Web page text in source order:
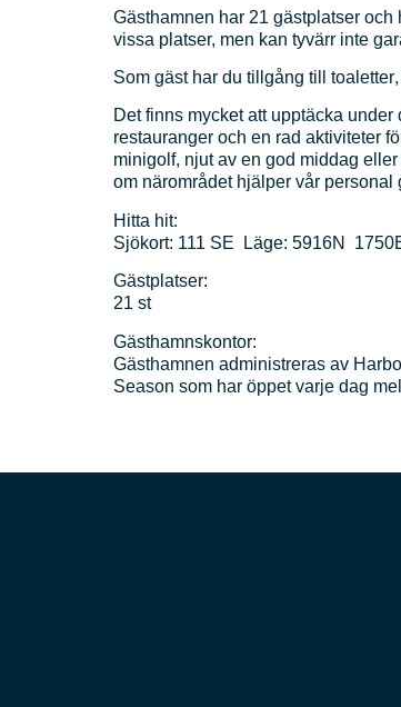
Gästhamnen har 21 gästplatser
vissa platser, men kan tyvärr inte
Som gäst har du tillgång till toaletter,
Det finns mycket att upptäcka
restauranger och en rad aktiviteter
minigolf, njut av en god middag
om närområdet hjälper vår personal
Hitta hit:
Sjökort: 111 SE Läge: 5916N
Gästplatser:
21 st
Gästhamnskontor:
Gästhamnen administreras av
Season som har öppet varje dag